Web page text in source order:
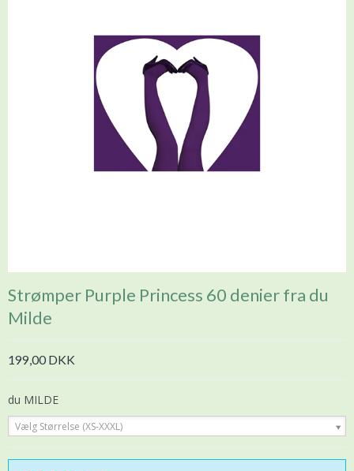
Strømper Purple Princess 60 denier fra du
Milde
199,00 DKK
du MILDE
Vælg Størrelse (XS-XXXL)